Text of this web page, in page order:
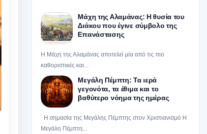
Μάχη της Αλαμάνας: Η θυσία του
Διάκου που έγινε σύμβολο της
Επανάστασης
Η Μάχη της Αλαμάνας αποτελεί μία από τις πιο
καθοριστικές και...
Μεγάλη Πέμπτη: Τα ιερά
γεγονότα, τα έθιμα και το
βαθύτερο νόημα της ημέρας
Η σημασία της Μεγάλης Πέμπτης στον Χριστιανισμό Η
Μεγάλη Πέμπτη...